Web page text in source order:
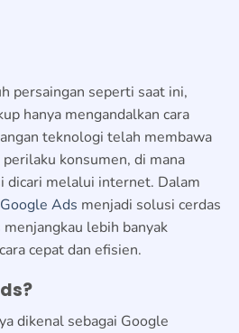
persaingan seperti saat ini,
hanya mengandalkan cara
teknologi telah membawa
konsumen, di mana
dicari melalui internet. Dalam
Ads menjadi solusi cerdas
lebih banyak
cepat dan efisien.
dikenal sebagai Google